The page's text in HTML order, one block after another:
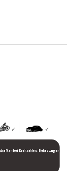
bei Drehzahlen, Belastungen